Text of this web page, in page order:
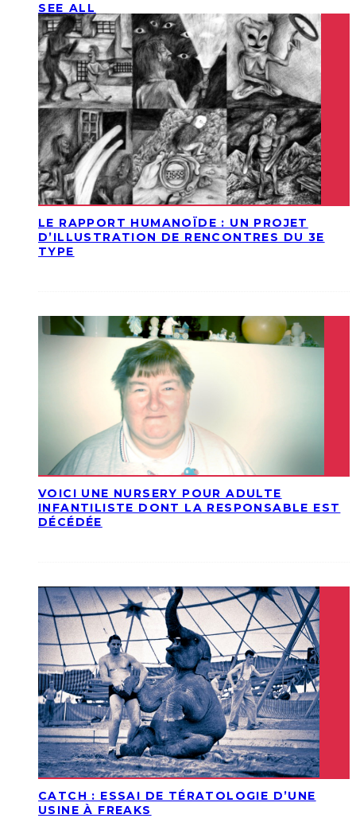
SEE ALL
LE RAPPORT HUMANOÏDE : UN PROJET
D’ILLUSTRATION DE RENCONTRES DU 3E
TYPE
VOICI UNE NURSERY POUR ADULTE
INFANTILISTE DONT LA RESPONSABLE EST
DÉCÉDÉE
CATCH : ESSAI DE TÉRATOLOGIE D’UNE
USINE À FREAKS